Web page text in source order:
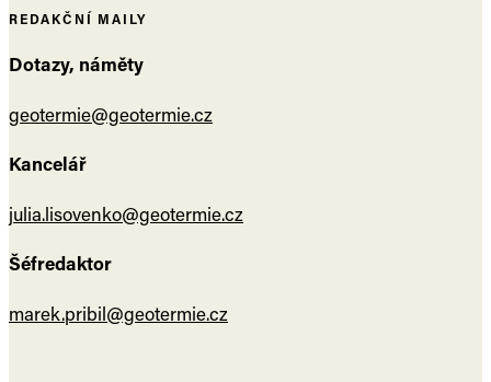
REDAKČNÍ MAILY
Dotazy, náměty
geotermie@geotermie.cz
Kancelář
julia.lisovenko@geotermie.cz
Šéfredaktor
marek.pribil@geotermie.cz